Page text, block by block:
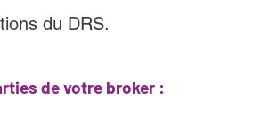
du DRS.
de votre broker :